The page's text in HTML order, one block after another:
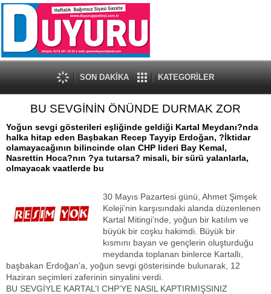
SON DAKİKA KATEGORİLER
BU SEVGİNİN ÖNÜNDE DURMAK ZOR
Yoğun sevgi gösterileri eşliğinde geldiği Kartal Meydanı?nda
halka hitap eden Başbakan Recep Tayyip Erdoğan, ?İktidar
olamayacağının bilincinde olan CHP lideri Bay Kemal,
Nasrettin Hoca?nın ?ya tutarsa? misali, bir sürü yalanlarla,
olmayacak vaatlerde bu
30 Mayıs Pazartesi günü, Ahmet Şimşek
Koleji’nin karşısındaki alanda düzenlenen
Kartal Mitingi’nde, yoğun bir katılım ve
büyük bir coşku hakimdi. Büyük bir
kısmını bayan ve gençlerin oluşturduğu
meydanda toplanan binlerce Kartallı,
başbakan Erdoğan’a, yoğun sevgi gösterisinde bulunarak, 12
Haziran seçimleri zaferinin sinyalini verdi.
BU SEVGİYLE KARTAL’I CHP’YE NASIL KAPTIRMIŞSINIZ